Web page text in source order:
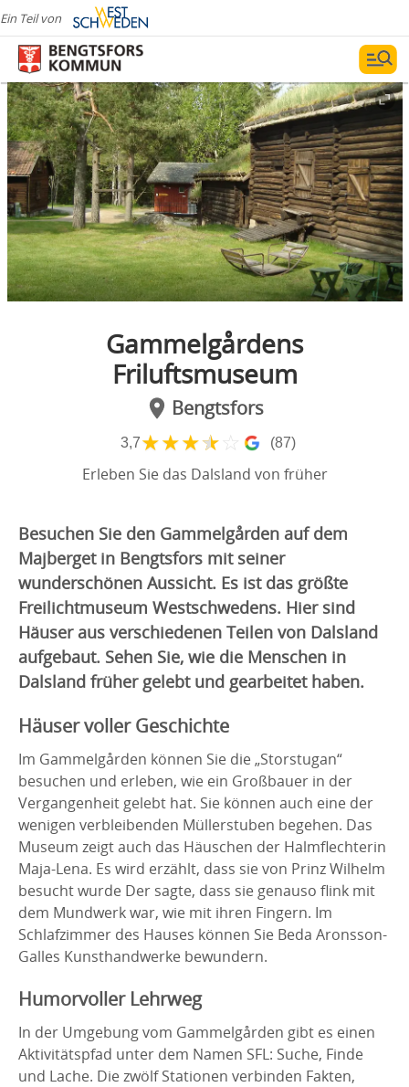
Ein Teil von
Gammelgårdens
Friluftsmuseum
Bengtsfors
3,7★★★★ ☆ (87)
Erleben Sie das Dalsland von früher
Besuchen Sie den Gammelgården auf dem
Majberget in Bengtsfors mit seiner
wunderschönen Aussicht. Es ist das größte
Freilichtmuseum Westschwedens. Hier sind
Häuser aus verschiedenen Teilen von Dalsland
aufgebaut. Sehen Sie, wie die Menschen in
Dalsland früher gelebt und gearbeitet haben.
Häuser voller Geschichte
Im Gammelgården können Sie die „Storstugan“
besuchen und erleben, wie ein Großbauer in der
Vergangenheit gelebt hat. Sie können auch eine der
wenigen verbleibenden Müllerstuben begehen. Das
Museum zeigt auch das Häuschen der Halmflechterin
Maja-Lena. Es wird erzählt, dass sie von Prinz Wilhelm
besucht wurde Der sagte, dass sie genauso flink mit
dem Mundwerk war, wie mit ihren Fingern. Im
Schlafzimmer des Hauses können Sie Beda Aronsson-
Galles Kunsthandwerke bewundern.
Humorvoller Lehrweg
In der Umgebung vom Gammelgården gibt es einen
Aktivitätspfad unter dem Namen SFL: Suche, Finde
und Lache. Die zwölf Stationen verbinden Fakten,